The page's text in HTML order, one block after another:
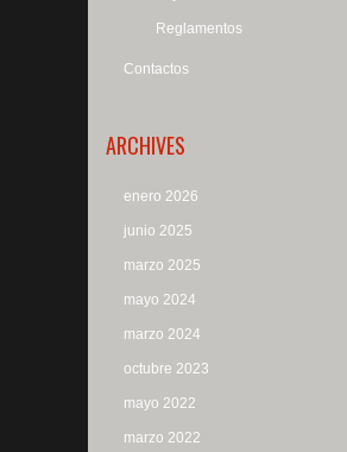
Reglamentos
Contactos
ARCHIVES
enero 2026
junio 2025
marzo 2025
mayo 2024
marzo 2024
octubre 2023
mayo 2022
marzo 2022